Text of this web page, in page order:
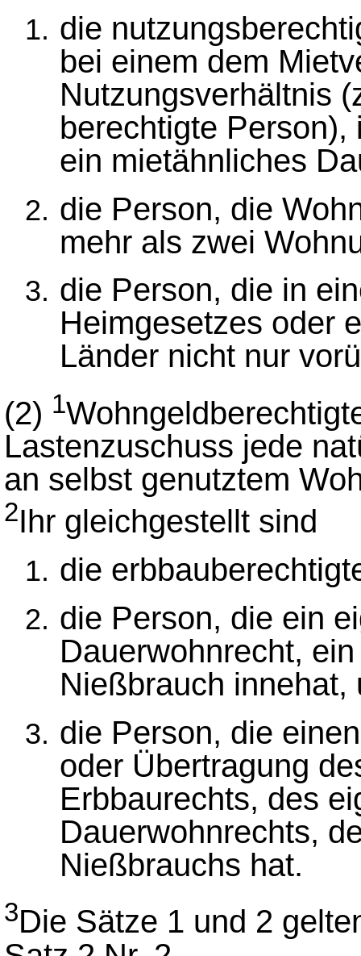
die
bei einem dem
Nutzungsverhältnis
berechtigte
ein mietähnliches
die Person, die
mehr als zwei
die Person, die in
Heimgesetzes oder
Länder nicht nur
(2) 1
Lastenzuschuss jede
an selbst genutztem
2Ihr gleichgestellt sind
die
die Person, die ein
Dauerwohnrecht,
Nießbrauch innehat,
die Person, die
oder Übertragung
Erbbaurechts, des
Dauerwohnrechts,
Nießbrauchs hat.
3Die Sätze 1 und 2